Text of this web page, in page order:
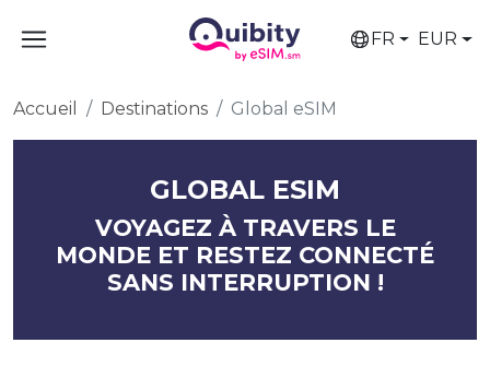
FR EUR
Accueil Destinations Global eSIM
GLOBAL ESIM
VOYAGEZ À TRAVERS LE
MONDE ET RESTEZ CONNECTÉ
SANS INTERRUPTION !